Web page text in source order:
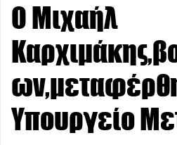
Ο Μιχαήλ
Υπουργείο